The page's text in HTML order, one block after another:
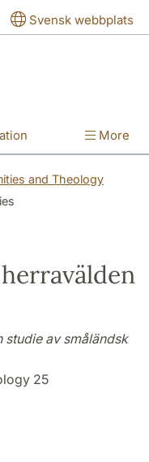
Svensk webbplats
More
and Theology
studie av småländsk
25